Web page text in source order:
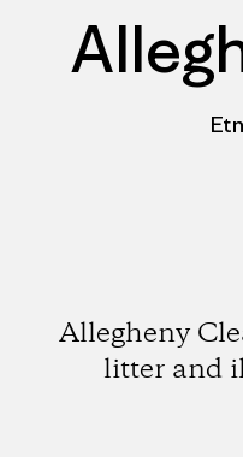
Allegheny
litter and